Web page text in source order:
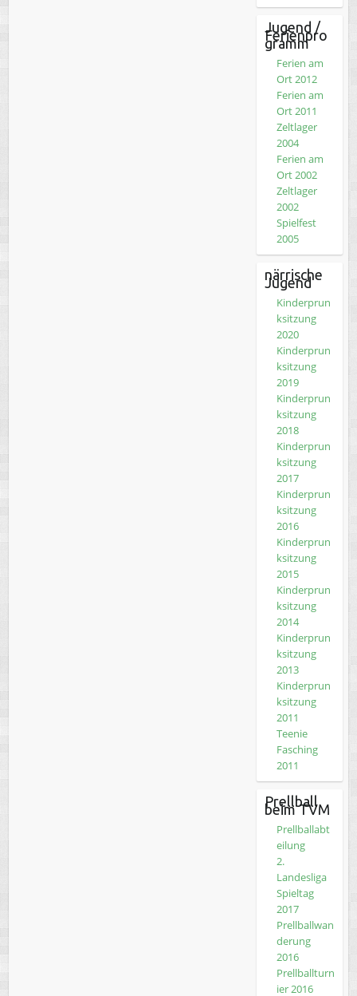
Jugend /
Ferienpro
gramm
Ferien am
Ort 2012
Ferien am
Ort 2011
Zeltlager
2004
Ferien am
Ort 2002
Zeltlager
2002
Spielfest
2005
närrische
Jugend
Kinderprun
ksitzung
2020
Kinderprun
ksitzung
2019
Kinderprun
ksitzung
2018
Kinderprun
ksitzung
2017
Kinderprun
ksitzung
2016
Kinderprun
ksitzung
2015
Kinderprun
ksitzung
2014
Kinderprun
ksitzung
2013
Kinderprun
ksitzung
2011
Teenie
Fasching
2011
Prellball
beim TVM
Prellballabt
eilung
2.
Landesliga
Spieltag
2017
Prellballwan
derung
2016
Prellballturn
ier 2016